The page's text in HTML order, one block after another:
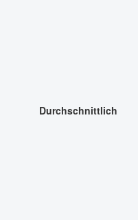
Durchschnittlich